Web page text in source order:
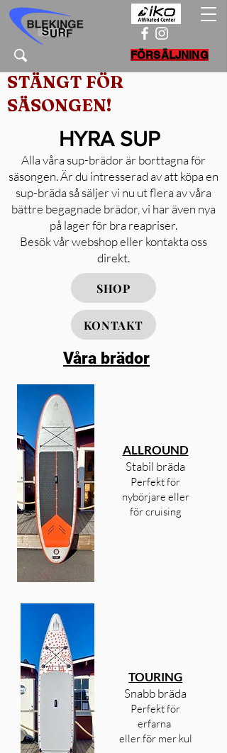
FÖRSÄLJNING
STÄNGT FÖR
SÄSONGEN!
HYRA SUP
Alla våra sup-brädor är borttagna för
säsongen. Är du intresserad av att köpa en
sup-bräda så säljer vi nu ut flera av våra
bättre begagnade brädor, vi har även nya
på lager för bra reapriser.
Besök vår webshop eller kontakta oss
direkt.
SHOP
KONTAKT
Våra brädor
ALLROUND
Stabil bräda
Perfekt för
nybörjare eller
för cruising
TOURING
Snabb bräda
Perfekt för
erfarna
eller för mer kul